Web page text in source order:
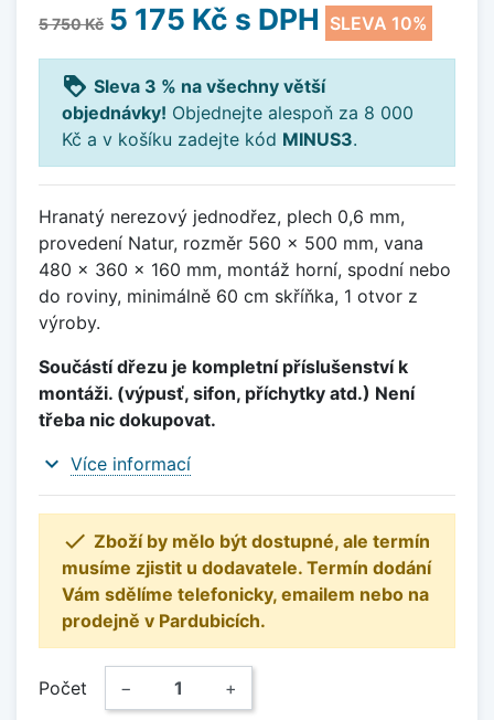
5 750 Kč 5 175 Kč s DPH SLEVA 10%
loyalty Sleva 3 % na všechny větší
objednávky! Objednejte alespoň za 8 000
Kč a v košíku zadejte kód MINUS3.
Hranatý nerezový jednodřez, plech 0,6 mm,
provedení Natur, rozměr 560 x 500 mm, vana
480 x 360 x 160 mm, montáž horní, spodní nebo
do roviny, minimálně 60 cm skříňka, 1 otvor z
výroby.
Součástí dřezu je kompletní příslušenství k
montáži. (výpusť, sifon, příchytky atd.) Není
třeba nic dokupovat.
expand_more Více informací
 Zboží by mělo být dostupné, ale termín
musíme zjistit u dodavatele. Termín dodání
Vám sdělíme telefonicky, emailem nebo na
prodejně v Pardubicích.
Počet − +